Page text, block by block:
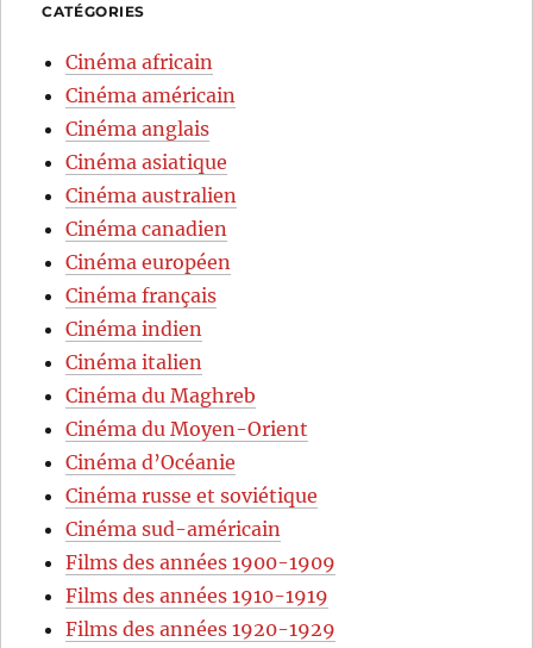
CATÉGORIES
Cinéma africain
Cinéma américain
Cinéma anglais
Cinéma asiatique
Cinéma australien
Cinéma canadien
Cinéma européen
Cinéma français
Cinéma indien
Cinéma italien
Cinéma du Maghreb
Cinéma du Moyen-Orient
Cinéma d’Océanie
Cinéma russe et soviétique
Cinéma sud-américain
Films des années 1900-1909
Films des années 1910-1919
Films des années 1920-1929